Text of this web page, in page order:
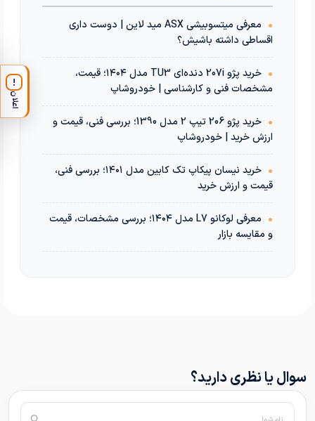
•
معرفی میتسوبیشی ASX مید لاین | دوست داری
اقساطی داشته باشیش؟
•
خرید پژو 207i دنده‌ای TU3 مدل ۱۴۰۴؛ قیمت،
مشخصات فنی و کارشناسی | خودروشاپ
•
خرید پژو 206 تیپ 2 مدل 1390؛ بررسی فنی، قیمت و
ارزش خرید | خودروشاپ
•
خرید نیسان پیکاپ تک کابین مدل ۱۴۰۱؛ بررسی فنی،
قیمت و ارزش خرید
•
معرفی لوکانو L7 مدل ۱۴۰۴؛ بررسی مشخصات، قیمت
و مقایسه بازار
سوال یا نظری دارید؟
!
اعلان